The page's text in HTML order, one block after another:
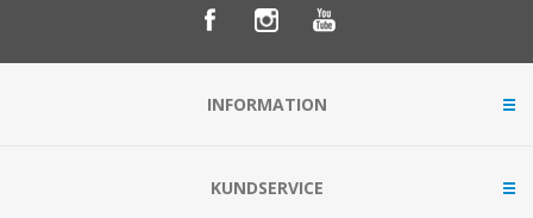
INFORMATION
KUNDSERVICE